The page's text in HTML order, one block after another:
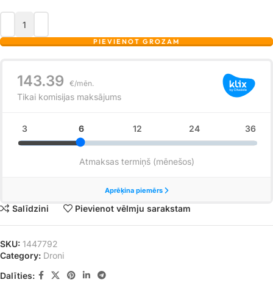
PIEVIENOT GROZAM
Salīdzini Pievienot vēlmju sarakstam
SKU: 1447792
Category: Droni
Dalīties: